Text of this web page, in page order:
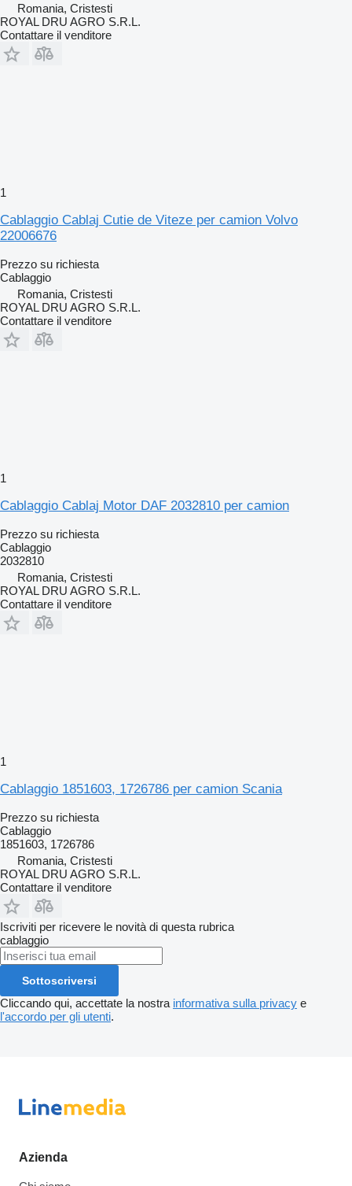
Romania, Cristesti
ROYAL DRU AGRO S.R.L.
Contattare il venditore
1
Cablaggio Cablaj Cutie de Viteze per camion Volvo
22006676
Prezzo su richiesta
Cablaggio
Romania, Cristesti
ROYAL DRU AGRO S.R.L.
Contattare il venditore
1
Cablaggio Cablaj Motor DAF 2032810 per camion
Prezzo su richiesta
Cablaggio
2032810
Romania, Cristesti
ROYAL DRU AGRO S.R.L.
Contattare il venditore
1
Cablaggio 1851603, 1726786 per camion Scania
Prezzo su richiesta
Cablaggio
1851603, 1726786
Romania, Cristesti
ROYAL DRU AGRO S.R.L.
Contattare il venditore
Iscriviti per ricevere le novità di questa rubrica
cablaggio
Sottoscriversi
Cliccando qui, accettate la nostra informativa sulla privacy e
l'accordo per gli utenti.
Azienda